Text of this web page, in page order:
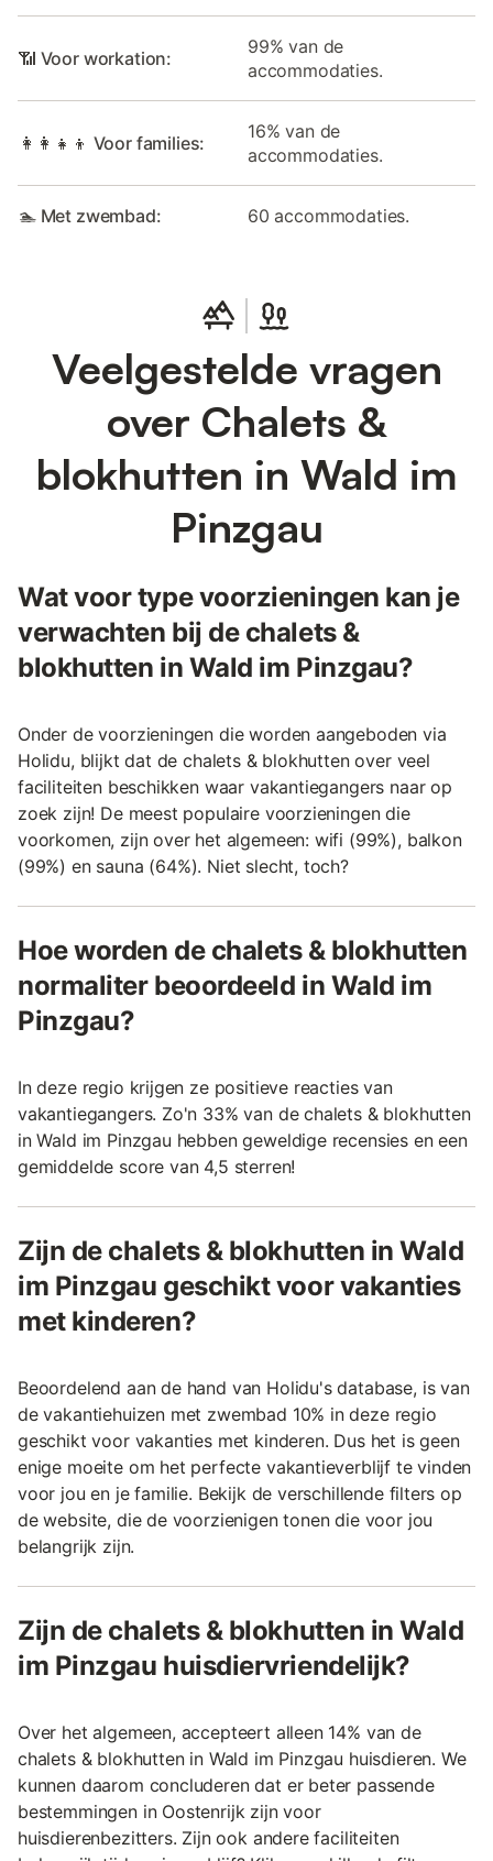
📶 Voor workation:
99% van de
accommodaties.
👩‍👩‍👧‍👦 Voor families:
16% van de
accommodaties.
🏊 Met zwembad: 60 accommodaties.
Veelgestelde vragen
over Chalets &
blokhutten in Wald im
Pinzgau
Wat voor type voorzieningen kan je
verwachten bij de chalets &
blokhutten in Wald im Pinzgau?
Onder de voorzieningen die worden aangeboden via
Holidu, blijkt dat de chalets & blokhutten over veel
faciliteiten beschikken waar vakantiegangers naar op
zoek zijn! De meest populaire voorzieningen die
voorkomen, zijn over het algemeen: wifi (99%), balkon
(99%) en sauna (64%). Niet slecht, toch?
Hoe worden de chalets & blokhutten
normaliter beoordeeld in Wald im
Pinzgau?
In deze regio krijgen ze positieve reacties van
vakantiegangers. Zo'n 33% van de chalets & blokhutten
in Wald im Pinzgau hebben geweldige recensies en een
gemiddelde score van 4,5 sterren!
Zijn de chalets & blokhutten in Wald
im Pinzgau geschikt voor vakanties
met kinderen?
Beoordelend aan de hand van Holidu's database, is van
de vakantiehuizen met zwembad 10% in deze regio
geschikt voor vakanties met kinderen. Dus het is geen
enige moeite om het perfecte vakantieverblijf te vinden
voor jou en je familie. Bekijk de verschillende filters op
de website, die de voorzienigen tonen die voor jou
belangrijk zijn.
Zijn de chalets & blokhutten in Wald
im Pinzgau huisdiervriendelijk?
Over het algemeen, accepteert alleen 14% van de
chalets & blokhutten in Wald im Pinzgau huisdieren. We
kunnen daarom concluderen dat er beter passende
bestemmingen in Oostenrijk zijn voor
huisdierenbezitters. Zijn ook andere faciliteiten